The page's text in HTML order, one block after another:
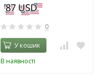
0
У кошик
В наявності